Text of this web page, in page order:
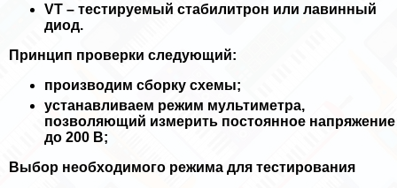
VT – тестируемый стабилитрон или лавинный
диод.
Принцип проверки следующий:
производим сборку схемы;
устанавливаем режим мультиметра,
позволяющий измерить постоянное напряжение
до 200 В;
Выбор необходимого режима для тестирования